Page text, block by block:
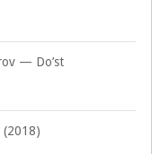
— Do’st
(2018)